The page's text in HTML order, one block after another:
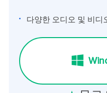
다양한 오디오 및 비디